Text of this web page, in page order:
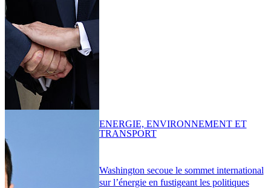
Washington secoue le sommet international
sur l’énergie en fustigeant les politiques
ENERGIE, ENVIRONNEMENT ET
TRANSPORT